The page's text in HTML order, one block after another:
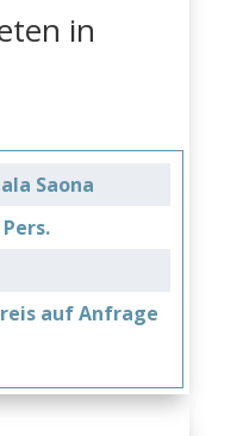
in
Saona
Pers.
auf Anfrage